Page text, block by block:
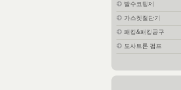
발수코팅제
가스켓절단기
패킹&패킹공구
도사트론 펌프